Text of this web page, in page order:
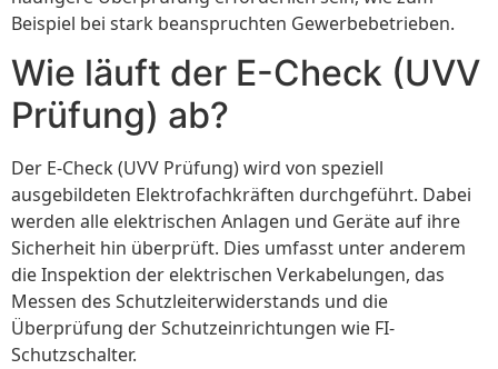
Beispiel bei stark beanspruchten Gewerbebetrieben.
Wie läuft der E-Check (UVV
Prüfung) ab?
Der E-Check (UVV Prüfung) wird von speziell
ausgebildeten Elektrofachkräften durchgeführt. Dabei
werden alle elektrischen Anlagen und Geräte auf ihre
Sicherheit hin überprüft. Dies umfasst unter anderem
die Inspektion der elektrischen Verkabelungen, das
Messen des Schutzleiterwiderstands und die
Überprüfung der Schutzeinrichtungen wie FI-
Schutzschalter.